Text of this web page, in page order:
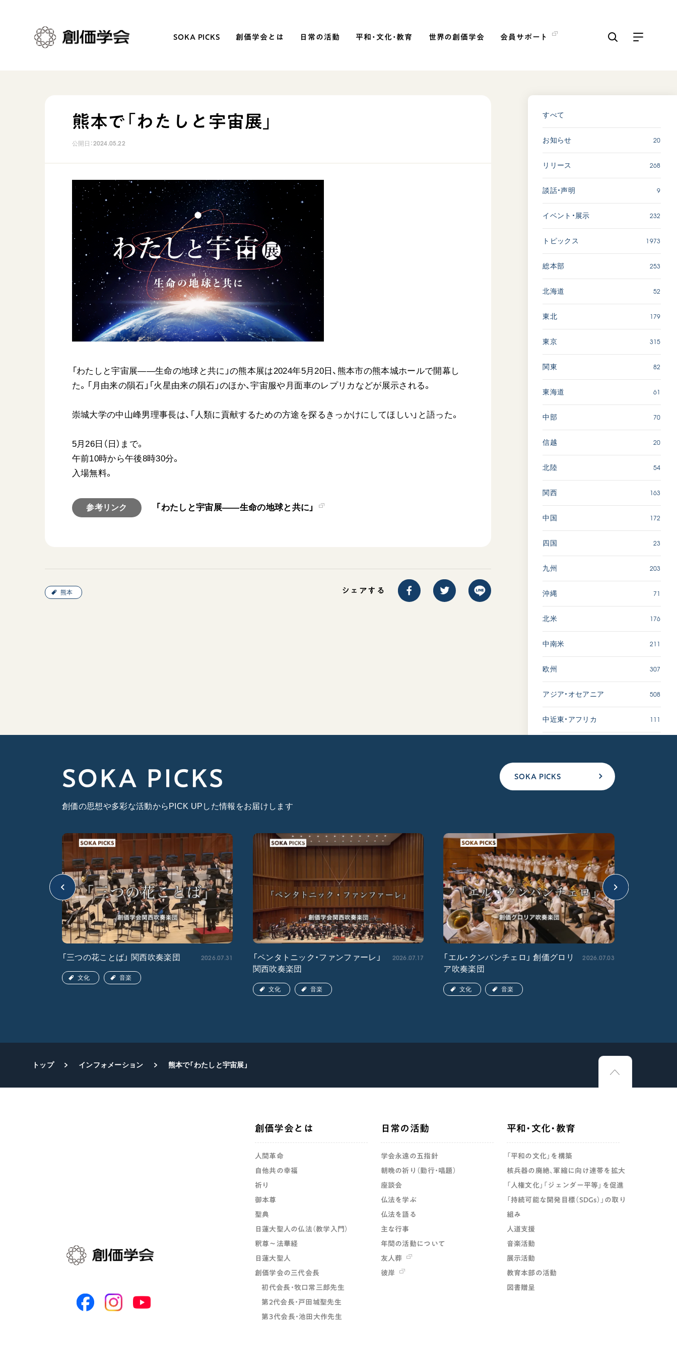
SOKA PICKS 創価学会とは 日常の活動 平和・文化・教育 世界の創価学会 会員サポート
自他共の幸福
日蓮大聖人の仏法（教学入門）
創価学会の三代会長
初代会長・牧口常三郎先生
第2代会長・戸田城聖先生
第3代会長・池田大作先生
仏法を語る
主な行事
年間の活動について
友人葬
彼岸
「持続可能な開発目標（SDGs）」の
取り組み
人道支援
展示活動
教育本部の活動
図書贈呈
世界の創価学会
世界の創価学会の歴史
基本情報
座談会御書ｅ講義
要旨
＜関連リンク＞
墓地公園・納骨堂
聖教電子版
soka youth media
「三つの花ことば」 関西吹
奏楽団
2026.07.31
動画
「ペンタトニック・ファン
2026.07.17
文化
動画
2026.07.03
文化
動画
熊本で「わたしと宇宙展」
公開日：2024.05.22
「わたしと宇宙展――生命の地球と共に」の熊本展は2024年5月20日、熊本市の熊本城ホールで開幕し
た。「月由来の隕石」「火星由来の隕石」のほか、宇宙服や月面車のレプリカなどが展示される。
崇城大学の中山峰男理事長は、「人類に貢献するための方途を探るきっかけにしてほしい」と語った。
5月26日（日）まで。
午前10時から午後8時30分。
入場無料。
参考リンク 「わたしと宇宙展――生命の地球と共に」
熊本 シェアする
すべて
お知らせ 20
リリース 268
談話・声明 9
イベント・展示 232
トピックス 1973
総本部 253
北海道 52
東北 179
東京 315
関東 82
東海道 61
中部 70
信越 20
北陸 54
関西 163
中国 172
四国 23
九州 203
沖縄 71
北米 176
中南米 211
欧州 307
アジア・オセアニア 508
中近東・アフリカ 111
SOKA PICKS
創価の思想や多彩な活動からPICK UPした情報をお届けします
SOKA PICKS
「三つの花ことば」 関西吹奏楽団 2026.07.31
文化 音楽
「ペンタトニック・ファンファーレ」
関西吹奏楽団
2026.07.17
文化 音楽
「エル・クンバンチェロ」 創価グロリ
ア吹奏楽団
2026.07.03
文化 音楽
トップ インフォメーション 熊本で「わたしと宇宙展」
創価学会とは
人間革命
自他共の幸福
祈り
御本尊
聖典
日蓮大聖人の仏法（教学入門）
釈尊～法華経
日蓮大聖人
創価学会の三代会長
初代会長・牧口常三郎先生
第2代会長・戸田城聖先生
第3代会長・池田大作先生
日常の活動
学会永遠の五指針
朝晩の祈り（勤行・唱題）
座談会
仏法を学ぶ
仏法を語る
主な行事
年間の活動について
友人葬
彼岸
平和・文化・教育
「平和の文化」を構築
核兵器の廃絶、軍縮に向け連帯を拡大
「人権文化」「ジェンダー平等」を促進
「持続可能な開発目標（SDGs）」の取り
組み
人道支援
音楽活動
展示活動
教育本部の活動
図書贈呈